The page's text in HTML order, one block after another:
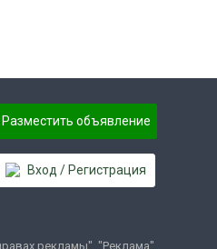
Разместить объявление
Вход / Регистрация
рекламы", "Реклама".